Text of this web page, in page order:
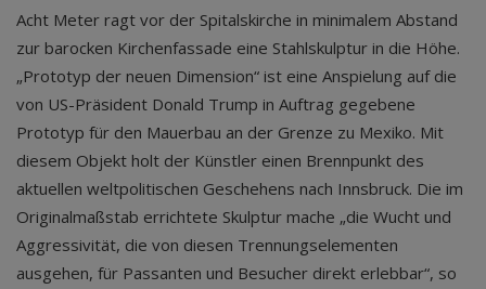
Acht Meter ragt vor der Spitalskirche in minimalem Abstand
zur barocken Kirchenfassade eine Stahlskulptur in die Höhe.
„Prototyp der neuen Dimension“ ist eine Anspielung auf die
von US-Präsident Donald Trump in Auftrag gegebene
Prototyp für den Mauerbau an der Grenze zu Mexiko. Mit
diesem Objekt holt der Künstler einen Brennpunkt des
aktuellen weltpolitischen Geschehens nach Innsbruck. Die im
Originalmaßstab errichtete Skulptur mache „die Wucht und
Aggressivität, die von diesen Trennungselementen
ausgehen, für Passanten und Besucher direkt erlebbar“, so